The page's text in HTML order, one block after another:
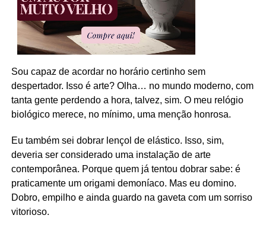
Sou capaz de acordar no horário certinho sem
despertador. Isso é arte? Olha… no mundo moderno, com
tanta gente perdendo a hora, talvez, sim. O meu relógio
biológico merece, no mínimo, uma menção honrosa.
Eu também sei dobrar lençol de elástico. Isso, sim,
deveria ser considerado uma instalação de arte
contemporânea. Porque quem já tentou dobrar sabe: é
praticamente um origami demoníaco. Mas eu domino.
Dobro, empilho e ainda guardo na gaveta com um sorriso
vitorioso.